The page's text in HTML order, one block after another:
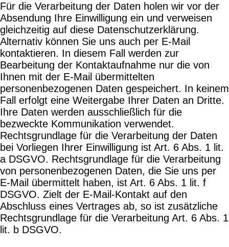
Für die Verarbeitung der Daten holen wir vor der
Absendung Ihre Einwilligung ein und verweisen
gleichzeitig auf diese Datenschutzerklärung.
Alternativ können Sie uns auch per E-Mail
kontaktieren. In diesem Fall werden zur
Bearbeitung der Kontaktaufnahme nur die von
Ihnen mit der E-Mail übermittelten
personenbezogenen Daten gespeichert. In keinem
Fall erfolgt eine Weitergabe Ihrer Daten an Dritte.
Ihre Daten werden ausschließlich für die
bezweckte Kommunikation verwendet.
Rechtsgrundlage für die Verarbeitung der Daten
bei Vorliegen Ihrer Einwilligung ist Art. 6 Abs. 1 lit.
a DSGVO. Rechtsgrundlage für die Verarbeitung
von personenbezogenen Daten, die Sie uns per
E-Mail übermittelt haben, ist Art. 6 Abs. 1 lit. f
DSGVO. Zielt der E-Mail-Kontakt auf den
Abschluss eines Vertrages ab, so ist zusätzliche
Rechtsgrundlage für die Verarbeitung Art. 6 Abs. 1
lit. b DSGVO.